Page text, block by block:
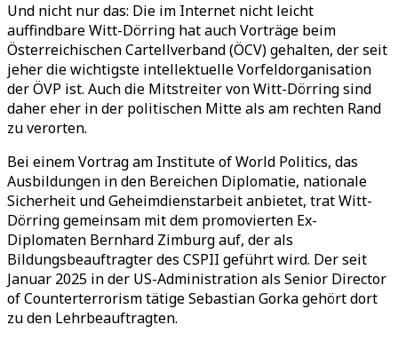
Und nicht nur das: Die im Internet nicht leicht
auffindbare Witt-Dörring hat auch Vorträge beim
Österreichischen Cartellverband (ÖCV) gehalten, der seit
jeher die wichtigste intellektuelle Vorfeldorganisation
der ÖVP ist. Auch die Mitstreiter von Witt-Dörring sind
daher eher in der politischen Mitte als am rechten Rand
zu verorten.
Bei einem Vortrag am Institute of World Politics, das
Ausbildungen in den Bereichen Diplomatie, nationale
Sicherheit und Geheimdienstarbeit anbietet, trat Witt-
Dörring gemeinsam mit dem promovierten Ex-
Diplomaten Bernhard Zimburg auf, der als
Bildungsbeauftragter des CSPII geführt wird. Der seit
Januar 2025 in der US-Administration als Senior Director
of Counterterrorism tätige Sebastian Gorka gehört dort
zu den Lehrbeauftragten.